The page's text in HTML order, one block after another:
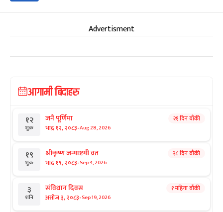
Advertisment
आगामी बिदाहरु
१२
शुक्र
जनै पूर्णिमा
भाद्र १२, २०८३-Aug 28, 2026
२१ दिन बाँकी
१९
शुक्र
श्रीकृष्ण जन्माष्टमी व्रत
भाद्र १९, २०८३-Sep 4, 2026
२८ दिन बाँकी
३
शनि
संविधान दिवस
असोज ३, २०८३-Sep 19, 2026
१ महिना बाँकी